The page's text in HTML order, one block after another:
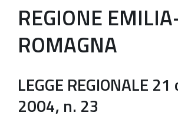
REGIONE
ROMAGNA
LEGGE REGIONALE
2004, n. 23